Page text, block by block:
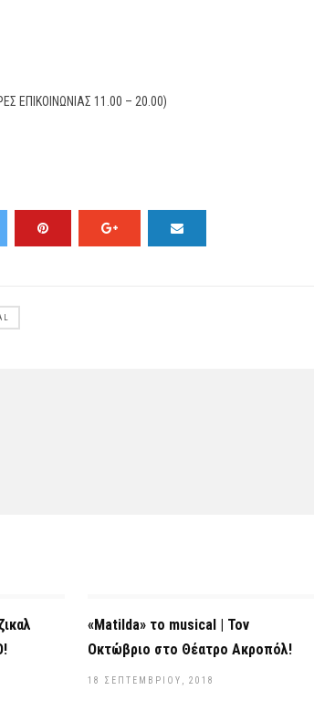
ΕΠΙΚΟΙΝΩΝΙΑΣ 11.00 – 20.00)
«Matilda» το musical | Τον
Οκτώβριο στο Θέατρο Ακροπόλ!
18 ΣΕΠΤΕΜΒΡΊΟΥ, 2018